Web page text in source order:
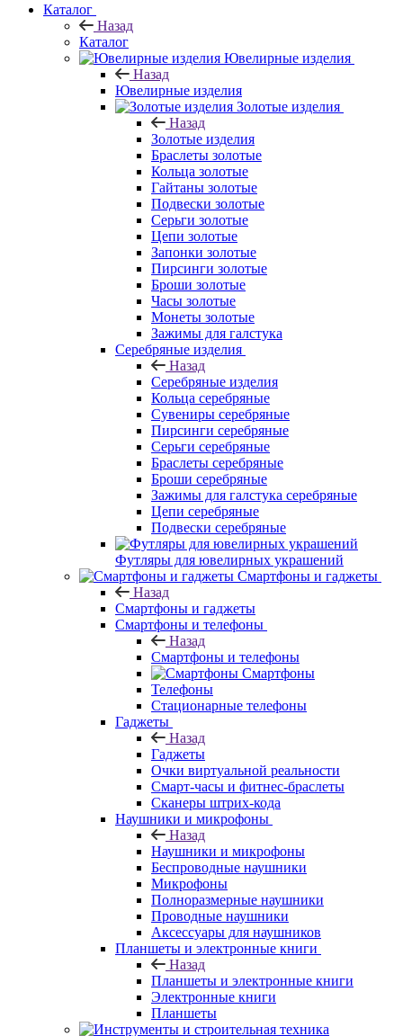
Каталог
Назад
Каталог
Ювелирные изделия
Назад
Ювелирные изделия
Золотые изделия
Назад
Золотые изделия
Браслеты золотые
Кольца золотые
Гайтаны золотые
Подвески золотые
Серьги золотые
Цепи золотые
Запонки золотые
Пирсинги золотые
Броши золотые
Часы золотые
Монеты золотые
Зажимы для галстука
Серебряные изделия
Назад
Серебряные изделия
Кольца серебряные
Сувениры серебряные
Пирсинги серебряные
Серьги серебряные
Браслеты серебряные
Броши серебряные
Зажимы для галстука серебряные
Цепи серебряные
Подвески серебряные
Футляры для ювелирных украшений
Смартфоны и гаджеты
Назад
Смартфоны и гаджеты
Смартфоны и телефоны
Назад
Смартфоны и телефоны
Смартфоны
Телефоны
Стационарные телефоны
Гаджеты
Назад
Гаджеты
Очки виртуальной реальности
Смарт-часы и фитнес-браслеты
Сканеры штрих-кода
Наушники и микрофоны
Назад
Наушники и микрофоны
Беспроводные наушники
Микрофоны
Полноразмерные наушники
Проводные наушники
Аксессуары для наушников
Планшеты и электронные книги
Назад
Планшеты и электронные книги
Электронные книги
Планшеты